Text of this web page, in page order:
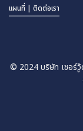
แผนที่ | ติดต่อเรา
© 2024 บริษัท เชอร์วู้